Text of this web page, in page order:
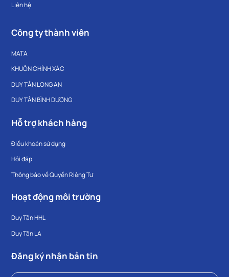
Liên hệ
Công ty thành viên
MATA
KHUÔN CHÍNH XÁC
DUY TÂN LONG AN
DUY TÂN BÌNH DƯƠNG
Hỗ trợ khách hàng
Điều khoản sử dụng
Hỏi đáp
Thông báo về Quyền Riêng Tư
Hoạt động môi trường
Duy Tân HHL
Duy Tân LA
Đăng ký nhận bản tin